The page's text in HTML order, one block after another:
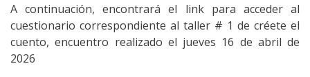
A continuación, encontrará el link para acceder al
cuestionario correspondiente al taller # 1 de créete el
cuento, encuentro realizado el jueves 16 de abril de
2026